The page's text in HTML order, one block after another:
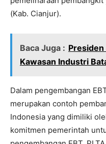
(Kab. Cianjur).
Baca Juga :
Kawasan Industri
Dalam pengembangan
merupakan contoh
Indonesia yang dimiliki
komitmen pemerintah